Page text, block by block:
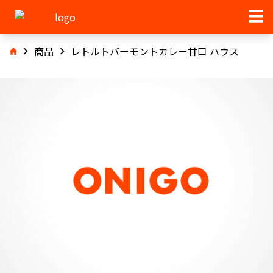
商品 レトルトバーモントカレー甘口 ハウス